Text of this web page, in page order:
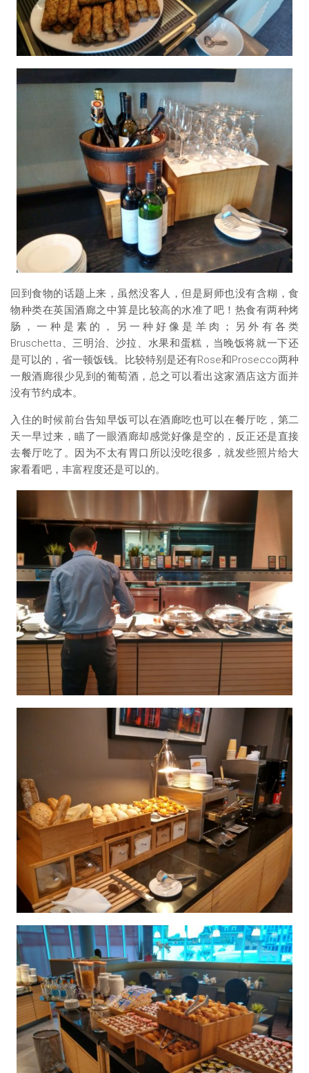
回到食物的话题上来，虽然没客人，但是厨师也没有含糊，食
物种类在英国酒廊之中算是比较高的水准了吧！热食有两种烤
肠，一种是素的，另一种好像是羊肉；另外有各类
Bruschetta、三明治、沙拉、水果和蛋糕，当晚饭将就一下还
是可以的，省一顿饭钱。比较特别是还有Rose和Prosecco两种
一般酒廊很少见到的葡萄酒，总之可以看出这家酒店这方面并
没有节约成本。
入住的时候前台告知早饭可以在酒廊吃也可以在餐厅吃，第二
天一早过来，瞄了一眼酒廊却感觉好像是空的，反正还是直接
去餐厅吃了。因为不太有胃口所以没吃很多，就发些照片给大
家看看吧，丰富程度还是可以的。